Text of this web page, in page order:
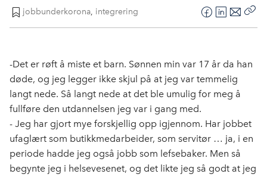
jobbunderkorona, integrering
F
a
e
b
o
L
i
k
e
E
-
o
s
-Det er røft å miste et barn. Sønnen min var 17 år da han
døde, og jeg legger ikke skjul på at jeg var temmelig
langt nede. Så langt nede at det ble umulig for meg å
fullføre den utdannelsen jeg var i gang med.
- Jeg har gjort mye forskjellig opp igjennom. Har jobbet
ufaglært som butikkmedarbeider, som servitør … ja, i en
periode hadde jeg også jobb som lefsebaker. Men så
begynte jeg i helsevesenet, og det likte jeg så godt at jeg